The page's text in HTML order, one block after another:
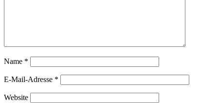
Name *
E-Mail-Adresse *
Website